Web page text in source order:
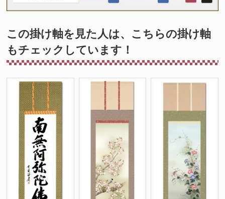
この掛け軸を見た人は、こちらの掛け軸
もチェックしています！